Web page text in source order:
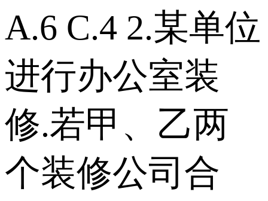
A.6 C.4 2.某单位
进行办公室装
修.若甲、乙两
个装修公司合